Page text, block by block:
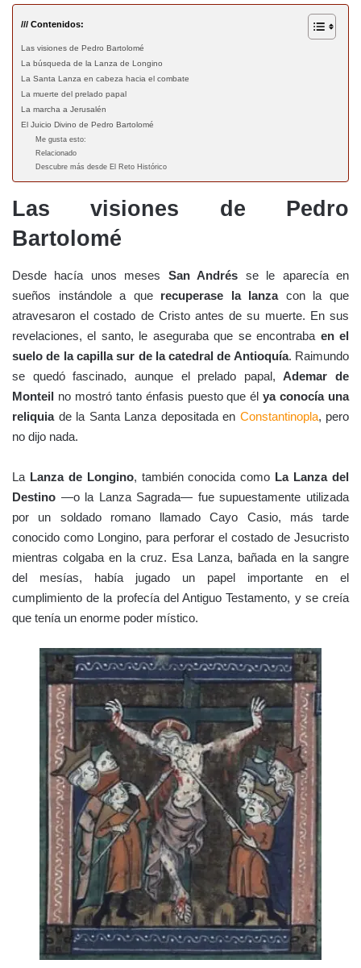
/// Contenidos:
Las visiones de Pedro Bartolomé
La búsqueda de la Lanza de Longino
La Santa Lanza en cabeza hacia el combate
La muerte del prelado papal
La marcha a Jerusalén
El Juicio Divino de Pedro Bartolomé
Me gusta esto:
Relacionado
Descubre más desde El Reto Histórico
Las visiones de Pedro
Bartolomé
Desde hacía unos meses San Andrés se le aparecía en
sueños instándole a que recuperase la lanzacon la que
atravesaron el costado de Cristo antes de su muerte. En sus
revelaciones, el santo, le aseguraba que se encontraba en el
suelo de la capilla sur de la catedral de Antioquía. Raimundo
se quedó fascinado, aunque el prelado papal,Ademar de
Monteil no mostró tanto énfasis puesto que élya conocía una
reliquiade la Santa Lanza depositada en Constantinopla, pero
no dijo nada.
La Lanza de Longino, también conocida como La Lanza del
Destino —o la Lanza Sagrada— fue supuestamente utilizada
por un soldado romano llamado Cayo Casio, más tarde
conocido como Longino, para perforar el costado de Jesucristo
mientras colgaba en la cruz. Esa Lanza, bañada en la sangre
del mesías, había jugado un papel importante en el
cumplimiento de la profecía del Antiguo Testamento, y se creía
que tenía un enorme poder místico.